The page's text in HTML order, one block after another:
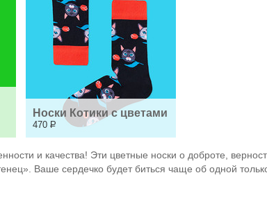
Носки Котики с цветами
470 Р
и качества! Эти цветные носки о доброте,
Ваше сердечко будет биться чаще об одной